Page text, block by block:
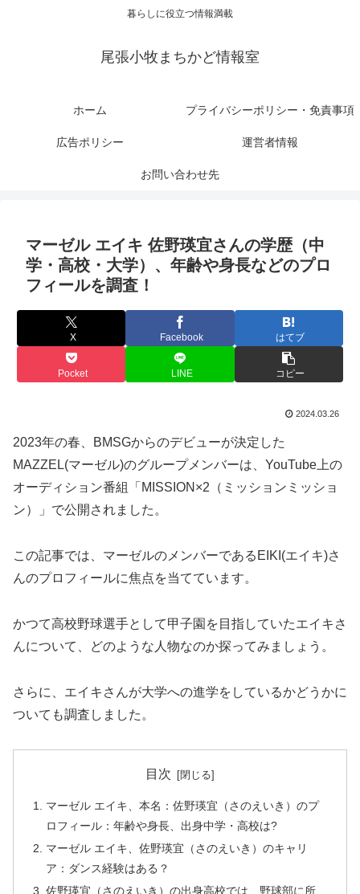
暮らしに役立つ情報満載
尾張小牧まちかど情報室
ホーム プライバシーポリシー・免責事項
広告ポリシー 運営者情報
お問い合わせ先
マーゼル エイキ 佐野瑛宜さんの学歴（中
学・高校・大学）、年齢や身長などのプロ
フィールを調査！
X Facebook はてブ
Pocket LINE コピー
2024.03.26
2023年の春、BMSGからのデビューが決定した
MAZZEL(マーゼル)のグループメンバーは、YouTube上の
オーディション番組「MISSION×2（ミッションミッショ
ン）」で公開されました。
この記事では、マーゼルのメンバーであるEIKI(エイキ)さ
んのプロフィールに焦点を当てています。
かつて高校野球選手として甲子園を目指していたエイキさ
んについて、どのような人物なのか探ってみましょう。
さらに、エイキさんが大学への進学をしているかどうかに
ついても調査しました。
目次
マーゼル エイキ、本名：佐野瑛宜（さのえいき）のプ
ロフィール：年齢や身長、出身中学・高校は?
マーゼル エイキ、佐野瑛宜（さのえいき）のキャリ
ア：ダンス経験はある？
佐野瑛宜（さのえいき）の出身高校では、野球部に所